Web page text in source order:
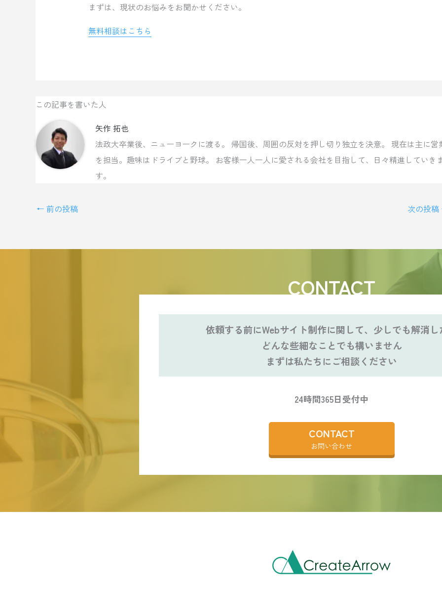
まずは、現状のお悩みをお聞かせください。
無料相談はこちら
この記事を書いた人
矢作 拓也
法政大卒業後、ニューヨークに渡る。 帰国後、周囲の反対を押し切り独立を決意。 現在は主に営
を担当。趣味はドライブと野球。 お客様一人一人に愛される会社を目指して、日々精進していき
す。
← 前の投稿 次の投稿
CONTACT
依頼する前にWebサイト制作に関して、少しでも解消し
どんな些細なことでも構いません
まずは私たちにご相談ください
24時間365日受付中
CONTACT
お問い合わせ